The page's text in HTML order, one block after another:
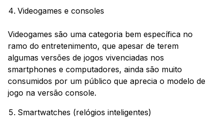
Videogames e consoles
Videogames são uma categoria bem específica no
ramo do entretenimento, que apesar de terem
algumas versões de jogos vivenciadas nos
smartphones e computadores, ainda são muito
consumidos por um público que aprecia o modelo de
jogo na versão console.
Smartwatches (relógios inteligentes)